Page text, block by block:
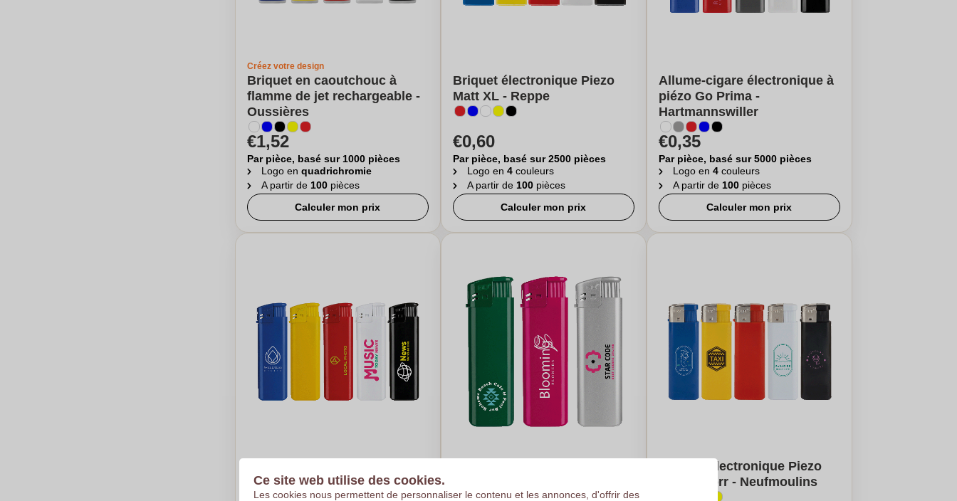
Créez votre design
Briquet en caoutchouc à
flamme de jet rechargeable -
Oussières
€1,52
Par pièce, basé sur 1000 pièces
Logo en quadrichromie
A partir de 100 pièces
Calculer mon prix
Briquet électronique Piezo
Matt XL - Reppe
€0,60
Par pièce, basé sur 2500 pièces
Logo en 4couleurs
A partir de 100pièces
Calculer mon prix
Allume-cigare électronique à
piézo Go Prima -
Hartmannswiller
€0,35
Par pièce, basé sur 5000 pièces
Logo en 4couleurs
A partir de 100pièces
Calculer mon prix
rechargeable - Crossac
Briquet Électronique Piezo
Promo Zorr - Neufmoulins
Ce site web utilise des cookies.
Les cookies nous permettent de personnaliser le contenu et les annonces, d'offrir des